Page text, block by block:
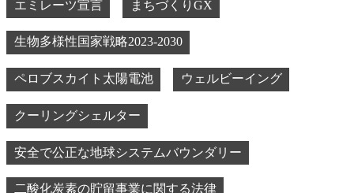
ゼリスケープ 宅地造成及び特定盛土等規制法
エミレーツ宣言 まちづくりGX
生物多様性国家戦略2023-2030
ペロブスカイト太陽電池
クーリングシェルター